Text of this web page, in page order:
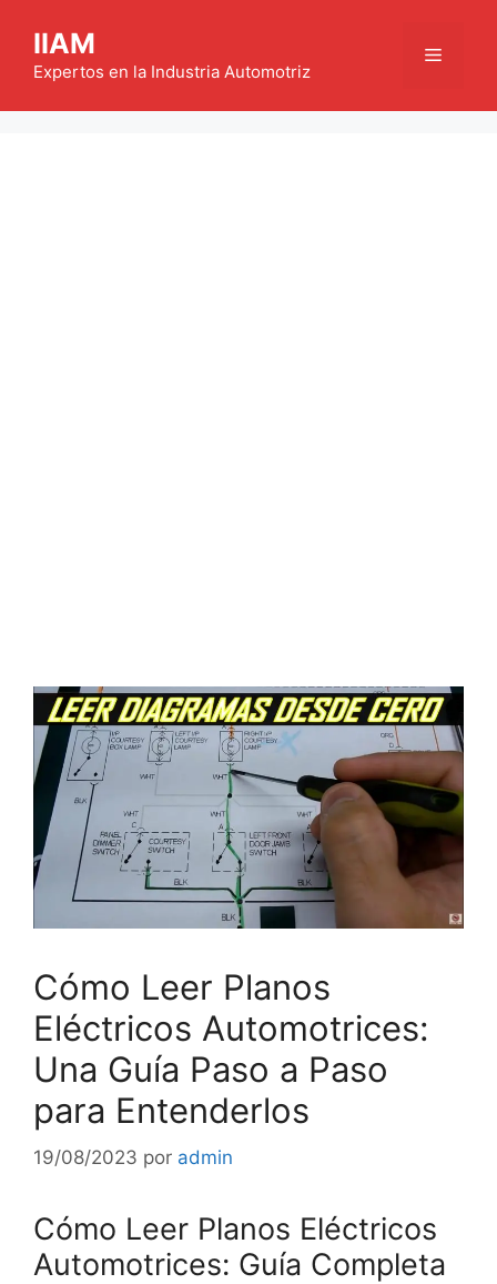
contenido
IIAM
Expertos en la Industria Automotriz
Menú
Cómo Leer Planos
Eléctricos Automotrices:
Una Guía Paso a Paso
para Entenderlos
19/08/2023 por admin
Cómo Leer Planos Eléctricos
Automotrices: Guía Completa